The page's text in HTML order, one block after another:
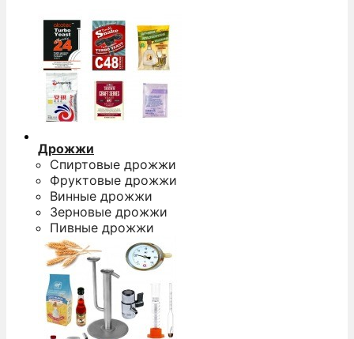
Дрожжи
Спиртовые дрожжи
Фруктовые дрожжи
Винные дрожжи
Зерновые дрожжи
Пивные дрожжи